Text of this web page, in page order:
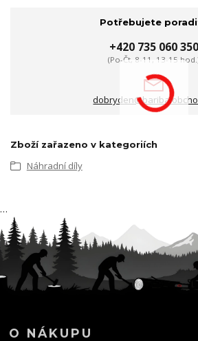
Potřebujete
+420 735 060 350
(Po-Čt, 8-11, 13-15
Zboží zařazeno v kategoriích
Náhradní díly
O NÁKUPU
…